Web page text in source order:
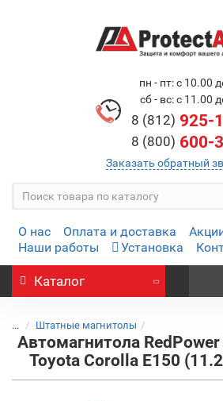
пн - пт: с 10.00
сб - вс: с 11.00
8 (812) 925-
8 (800) 600-
Заказать обратный
О нас Оплата и доставка
Наши работы
Установка
Каталог
... Штатные магнитолы
Автомагнитола
Toyota Corolla E150